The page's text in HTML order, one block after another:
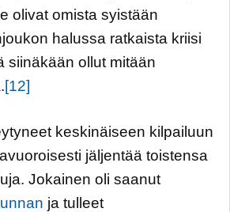
olivat omista syistään
halussa ratkaista kriisi
siinäkään ollut mitään
[12]
keskinäiseen kilpailuun
jäljentää toistensa
Jokainen oli saanut
ja tulleet